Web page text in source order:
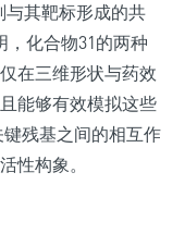
与其靶标形成的共
，化合物31的两种
在三维形状与药效
能够有效模拟这些
键残基之间的相互作
性构象。